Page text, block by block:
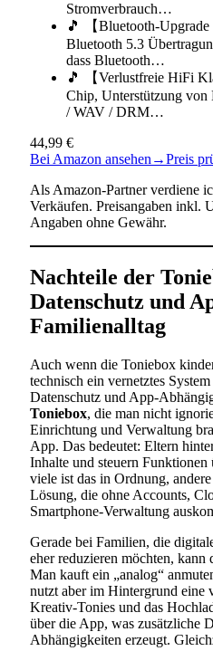
Stromverbrauch…
🎵 【Bluetooth-
Bluetooth 5.3
dass Bluetooth…
🎵 【Verlustfreie HiFi
Chip, Unterstützung
/ WAV / DRM…
44,99 €
Bei Amazon ansehen →Preis
Als Amazon-Partner verdiene
Verkäufen. Preisangaben inkl.
Angaben ohne Gewähr.
Nachteile der
Datenschutz und
Familienalltag
Auch wenn die Toniebox
technisch ein vernetztes
Datenschutz und App-
Toniebox, die man nicht
Einrichtung und Verwaltung
App. Das bedeutet: Eltern
Inhalte und steuern
viele ist das in Ordnung,
Lösung, die ohne Accounts,
Smartphone-Verwaltung
Gerade bei Familien, die
eher reduzieren möchten, kann
Man kauft ein „analog“
nutzt aber im Hintergrund eine
Kreativ-Tonies und das
über die App, was zusätzliche
Abhängigkeiten erzeugt.